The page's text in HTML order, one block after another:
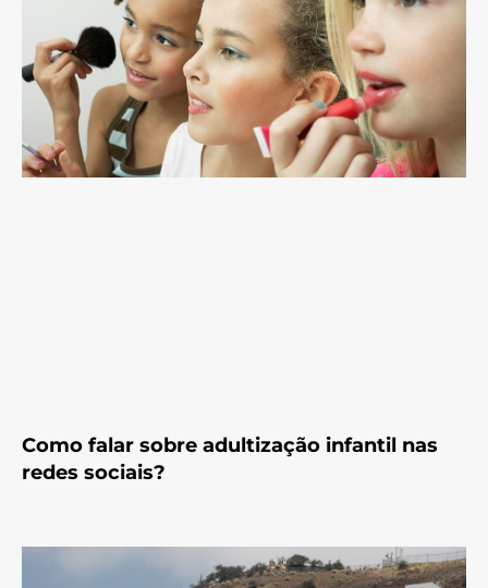
Como falar sobre adultização infantil nas
redes sociais?